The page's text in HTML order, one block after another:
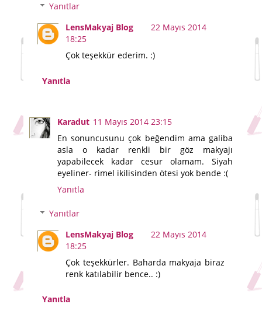
Yanıtlar
LensMakyaj Blog
22 Mayıs 2014
18:25
Çok teşekkür ederim. :)
Yanıtla
Karadut 11 Mayıs 2014 23:15
En sonuncusunu çok beğendim ama galiba
asla o kadar renkli bir göz makyajı
yapabilecek kadar cesur olamam. Siyah
eyeliner- rimel ikilisinden ötesi yok bende :(
Yanıtla
Yanıtlar
LensMakyaj Blog
22 Mayıs 2014
18:25
Çok teşekkürler. Baharda makyaja biraz
renk katılabilir bence.. :)
Yanıtla